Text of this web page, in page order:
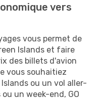
vers
vous permet de
Islands et faire
des billets d'avion
vous souhaitiez
ou un vol aller-
un week-end, GO